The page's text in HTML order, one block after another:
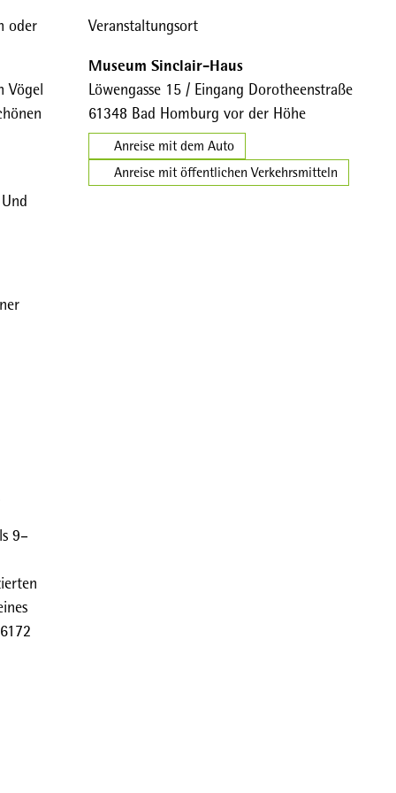
oder
Vögel
9–
Veranstaltungsort
Museum Sinclair-Haus
Löwengasse 15 / Eingang Dorotheenstraße
61348 Bad Homburg vor der Höhe
Anreise mit dem Auto
Anreise mit öffentlichen Verkehrsmitteln